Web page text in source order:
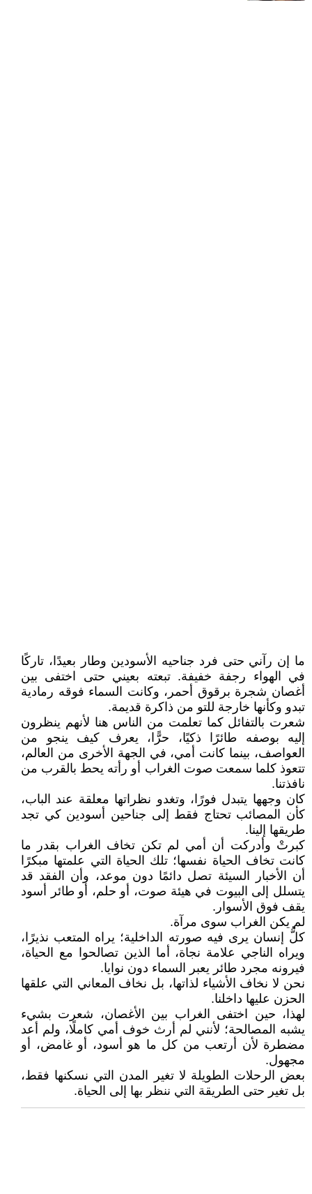
ما إن رآني حتى فرد جناحيه الأسودين وطار بعيدًا، تاركًا
في الهواء رجفة خفيفة. تبعته بعيني حتى اختفى بين
أغصان شجرة برقوق أحمر، وكانت السماء فوقه رمادية
تبدو وكأنها خارجة للتو من ذاكرة قديمة.
شعرت بالتفائل كما تعلمت من الناس هنا لأنهم ينظرون
إليه بوصفه طائرًا ذكيًا، حرًّا، يعرف كيف ينجو من
العواصف، بينما كانت أمي، في الجهة الأخرى من العالم،
تتعوذ كلما سمعت صوت الغراب أو رأته يحط بالقرب من
نافذتنا.
كان وجهها يتبدل فورًا، وتغدو نظراتها معلقة عند الباب،
كأن المصائب تحتاج فقط إلى جناحين أسودين كي تجد
طريقها إلينا.
كبرتْ وأدركت أن أمي لم تكن تخاف الغراب بقدر ما
كانت تخاف الحياة نفسها؛ تلك الحياة التي علمتها مبكرًا
أن الأخبار السيئة تصل دائمًا دون موعد، وأن الفقد قد
يتسلل إلى البيوت في هيئة صوت، أو حلم، أو طائر أسود
يقف فوق الأسوار.
لم يكن الغراب سوى مرآة.
كلُّ إنسان يرى فيه صورته الداخلية؛ يراه المتعب نذيرًا،
ويراه الناجي علامة نجاة، أما الذين تصالحوا مع الحياة،
فيرونه مجرد طائر يعبر السماء دون نوايا.
نحن لا نخاف الأشياء لذاتها، بل نخاف المعاني التي علقها
الحزن عليها داخلنا.
لهذا، حين اختفى الغراب بين الأغصان، شعرت بشيء
يشبه المصالحة؛ لأنني لم أرث خوف أمي كاملًا، ولم أعد
مضطرة لأن أرتعب من كل ما هو أسود، أو غامض، أو
مجهول.
بعض الرحلات الطويلة لا تغير المدن التي نسكنها فقط،
بل تغير حتى الطريقة التي ننظر بها إلى الحياة.